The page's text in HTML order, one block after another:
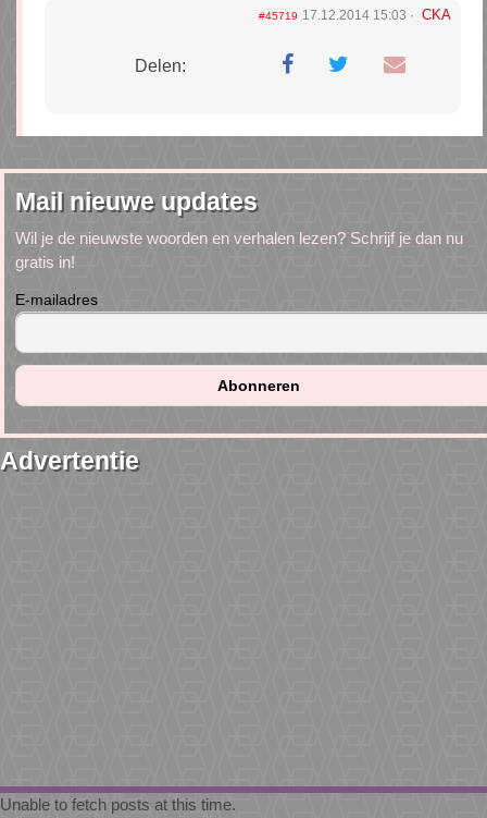
#45719 17.12.2014 15:03 CKA
Delen:
Mail nieuwe updates
Wil je de nieuwste woorden en verhalen lezen? Schrijf je dan nu
gratis in!
E-mailadres
Advertentie
Unable to fetch posts at this time.